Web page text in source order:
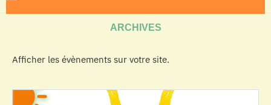
ARCHIVES
Afficher les évènements sur votre site.